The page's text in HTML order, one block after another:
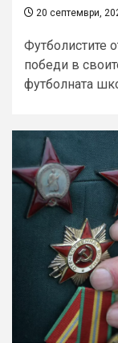
20 септември,
Футболистите
победи в
футболната